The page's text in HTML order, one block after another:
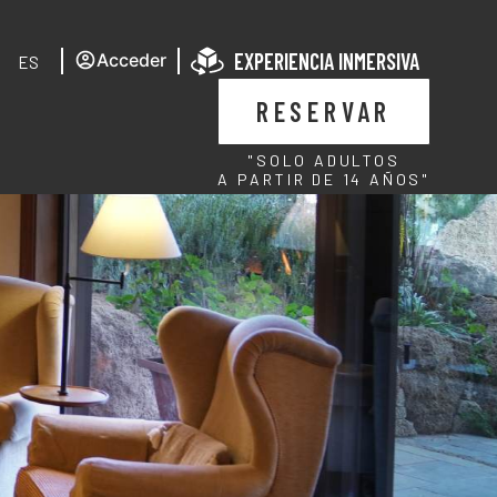
ES Acceder EXPERIENCIA INMERSIVA
RESERVAR
"SOLO ADULTOS
A PARTIR DE 14 AÑOS"